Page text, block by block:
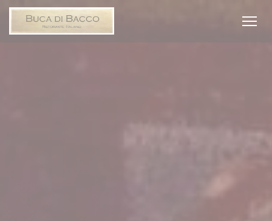
Πίνακας διαχείρισης "Μπισκότων" (Cookies)